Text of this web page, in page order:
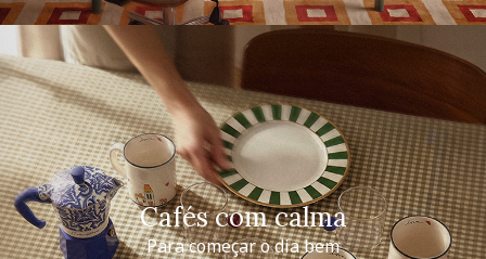
Cafés com calma
Para começar o dia bem